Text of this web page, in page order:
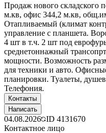
Продаж нового складского
м.кв, офис 344,2 м.кв,
Отапливаемый (климат
управление с планшета.
4 шт в т.ч. 2 шт под
среднетоннажный
мощности. Возможность
для техники и авто.
планировки. Туалеты,
Телефония.
Контакты
Написать
04.08.2026 ID 4131670
Контактное лицо